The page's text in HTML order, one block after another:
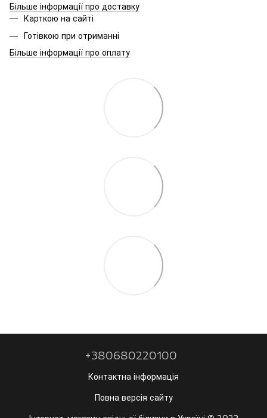
Більше інформації про доставку
Карткою на сайті
Готівкою при отриманні
Більше інформації про оплату
+380680220100
Контактна інформація
Повна версія сайту